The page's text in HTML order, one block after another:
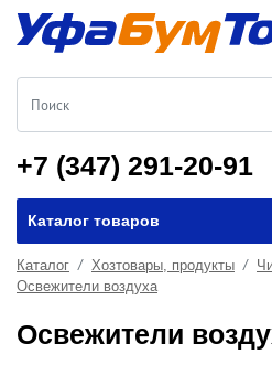
+7 (347) 291-20-91
Каталог товаров
Каталог Хозтовары, продукты
Освежители воздуха
Освежители